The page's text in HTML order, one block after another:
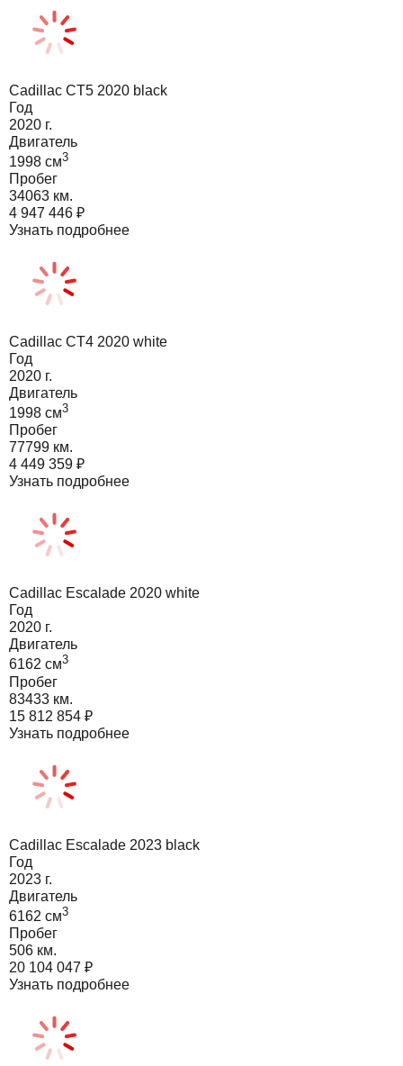
Cadillac CT5 2020 black
Год
2020 г.
Двигатель
1998 cм3
Пробег
34063 км.
4 947 446 ₽
Узнать подробнее
Cadillac CT4 2020 white
Год
2020 г.
Двигатель
1998 cм3
Пробег
77799 км.
4 449 359 ₽
Узнать подробнее
Cadillac Escalade 2020 white
Год
2020 г.
Двигатель
6162 cм3
Пробег
83433 км.
15 812 854 ₽
Узнать подробнее
Cadillac Escalade 2023 black
Год
2023 г.
Двигатель
6162 cм3
Пробег
506 км.
20 104 047 ₽
Узнать подробнее